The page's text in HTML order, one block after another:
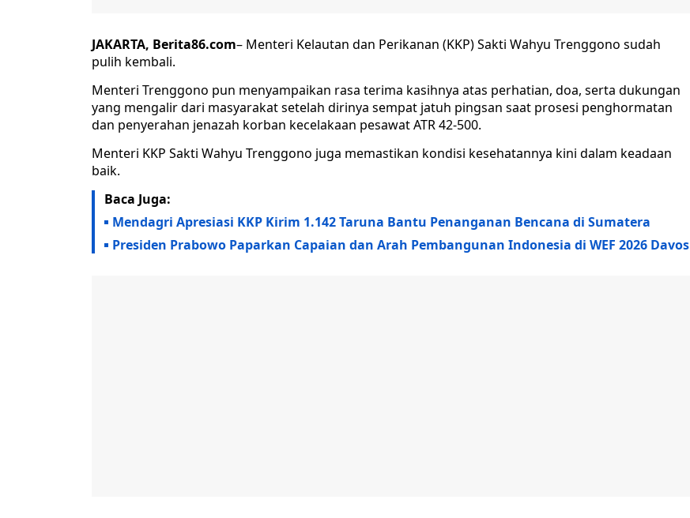
JAKARTA, Berita86.com– Menteri Kelautan dan Perikanan (KKP) Sakti Wahyu Trenggono sudah
pulih kembali.
Menteri Trenggono pun menyampaikan rasa terima kasihnya atas perhatian, doa, serta dukungan
yang mengalir dari masyarakat setelah dirinya sempat jatuh pingsan saat prosesi penghormatan
dan penyerahan jenazah korban kecelakaan pesawat ATR 42-500.
Menteri KKP Sakti Wahyu Trenggono juga memastikan kondisi kesehatannya kini dalam keadaan
baik.
Baca Juga:
Mendagri Apresiasi KKP Kirim 1.142 Taruna Bantu Penanganan Bencana di Sumatera
Presiden Prabowo Paparkan Capaian dan Arah Pembangunan Indonesia di WEF 2026 Davos